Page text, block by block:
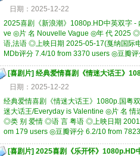
日期：2025-12-22
2025喜剧《新浪潮》1080p.HD中英双字
ve ◎片 名 Nouvelle Vague ◎年 代 2025
语,法语 ◎上映日期 2025-05-17(戛纳国际
MDb评分 7.4/10 from 3370 users ◎豆瓣
[喜剧片] 经典爱情喜剧《情迷大话王》
日期：2025-12-22
经典爱情喜剧《情迷大话王》1080p.国粤
迷大话王/Everyday is Valentine ◎片 名
◎类 别 爱情 ◎语 言 粤语 ◎上映日期
om 179 users ◎豆瓣评分 6.2/10 from
[喜剧片] 2025喜剧《乐开怀》1080p.HD